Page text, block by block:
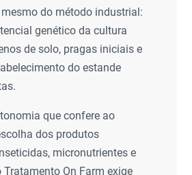
do método industrial:
genético da cultura
de solo, pragas iniciais e
do estande
que confere ao
dos produtos
micronutrientes e
On Farm exige